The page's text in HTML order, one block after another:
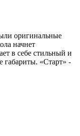
оригинальные
начнет
в себе стильный и
габариты. «Старт» -